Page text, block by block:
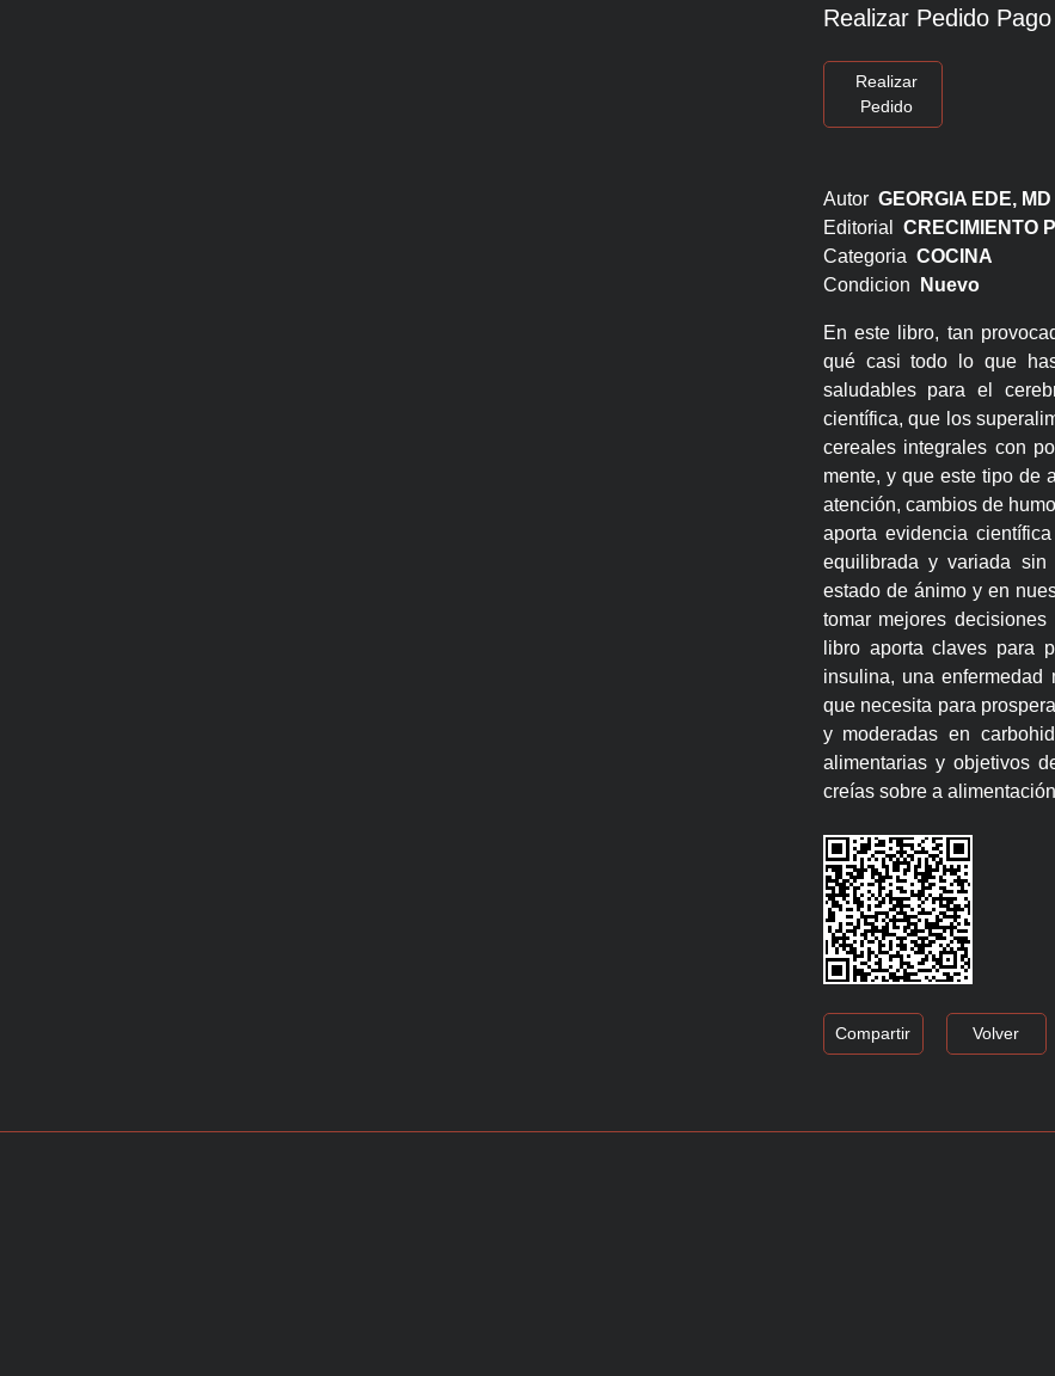
Realizar Pedido
Realizar
Pedido
Autor GEORGIA EDE, MD
Editorial CRECIMIENTO
Categoria COCINA
Condicion
Nuevo
En este libro, tan
qué casi todo lo que
saludables para el
científica, que los
cereales integrales con
mente, y que este tipo de
atención, cambios de
aporta evidencia
equilibrada y variada sin
estado de ánimo y en
tomar mejores
libro aporta claves para
insulina, una
que necesita para
y moderadas en
alimentarias y objetivos
creías sobre a
Compartir Volver